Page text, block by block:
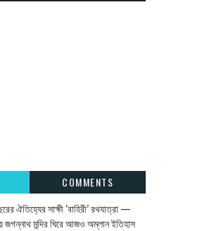
COMMENTS
ঐতিহ্যের সাক্ষী ‘বাহিরী’ রথযাত্রা —
জগন্নাথ মন্দির ঘিরে আজও অম্লান ইতিহাস